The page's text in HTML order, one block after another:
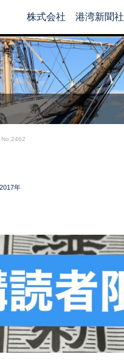
株式会社 港湾新聞社
No,2462
2017年